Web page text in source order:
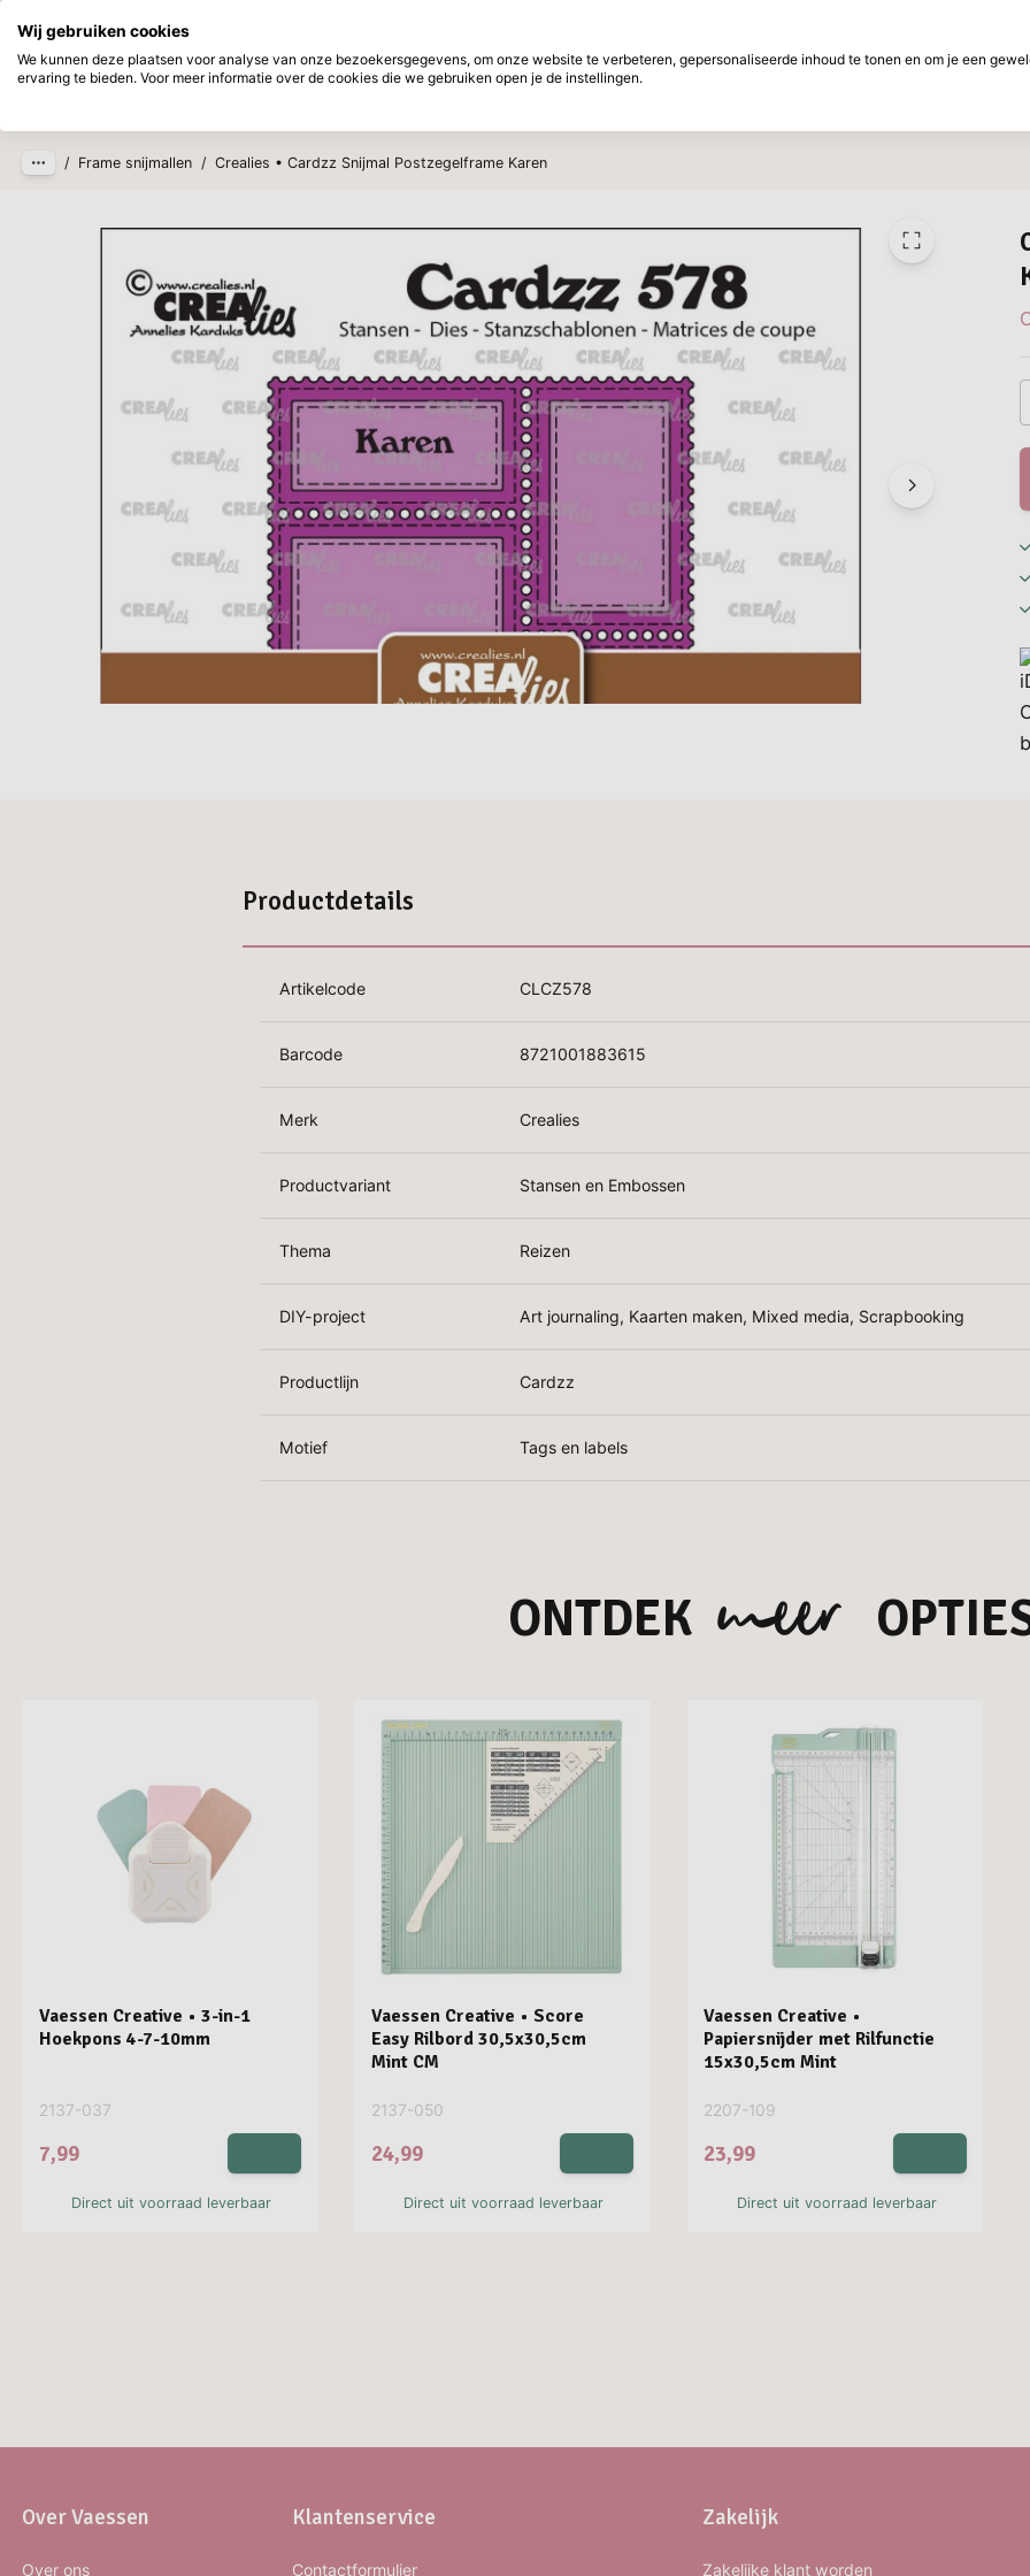
Ga naar hoofdinhoud
Verwacht Merken
/ Frame snijmallen / Crealies • Cardzz Snijmal Postzegelframe Karen
Productdetails
Artikelcode CLCZ578
Barcode 8721001883615
Merk Crealies
Productvariant Stansen en Embossen
Thema Reizen
DIY-project Art journaling, Kaarten maken, Mixed media, Scrapbooking
Productlijn Cardzz
Motief Tags en labels
ONTDEK meer
Vaessen Creative • 3-in-1
Hoekpons 4-7-10mm
2137-037
7,99
Direct uit voorraad leverbaar
Vaessen Creative • Score
Easy Rilbord 30,5x30,5cm
Mint CM
2137-050
24,99
Direct uit voorraad leverbaar
Vaessen Creative •
Papiersnijder met Rilfunctie
15x30,5cm Mint
2207-109
23,99
Direct uit voorraad leverbaar
Over Vaessen
Over ons
Klantenservice
Contactformulier
Zakelijk
Zakelijke klant worden
Wij gebruiken cookies
We kunnen deze plaatsen voor analyse van onze bezoekersgegevens, om onze website te verbeteren, gepersonaliseerde inhoud te tonen en om je een
ervaring te bieden. Voor meer informatie over de cookies die we gebruiken open je de instellingen.